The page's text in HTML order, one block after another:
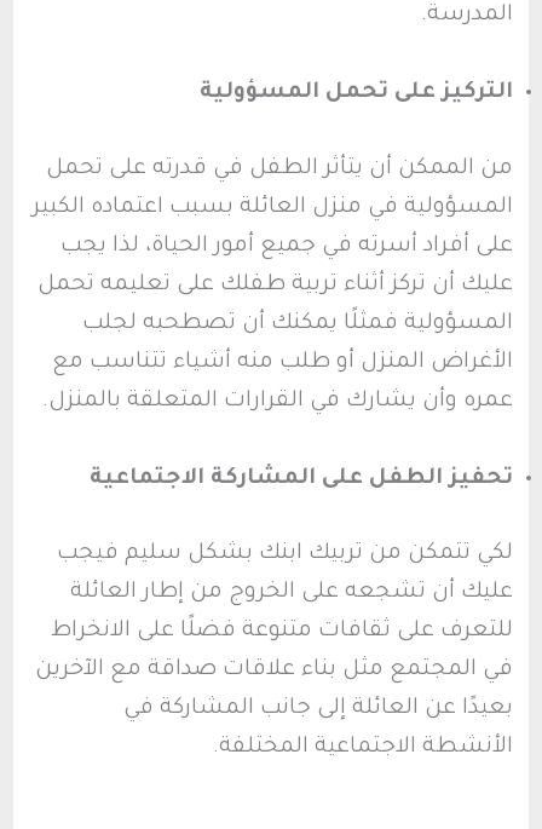
المدرسة.
التركيز على تحمل المسؤولية
من الممكن أن يتأثر الطفل في قدرته على تحمل
المسؤولية في منزل العائلة بسبب اعتماده الكبير
على أفراد أسرته في جميع أمور الحياة، لذا يجب
عليك أن تركز أثناء تربية طفلك على تعليمه تحمل
المسؤولية فمثلًا يمكنك أن تصطحبه لجلب
الأغراض المنزل أو طلب منه أشياء تتناسب مع
عمره وأن يشارك في القرارات المتعلقة بالمنزل.
تحفيز الطفل على المشاركة الاجتماعية
لكي تتمكن من تربيك ابنك بشكل سليم فيجب
عليك أن تشجعه على الخروج من إطار العائلة
للتعرف على ثقافات متنوعة فضلًا على الانخراط
في المجتمع مثل بناء علاقات صداقة مع الآخرين
بعيدًا عن العائلة إلى جانب المشاركة في
الأنشطة الاجتماعية المختلفة.